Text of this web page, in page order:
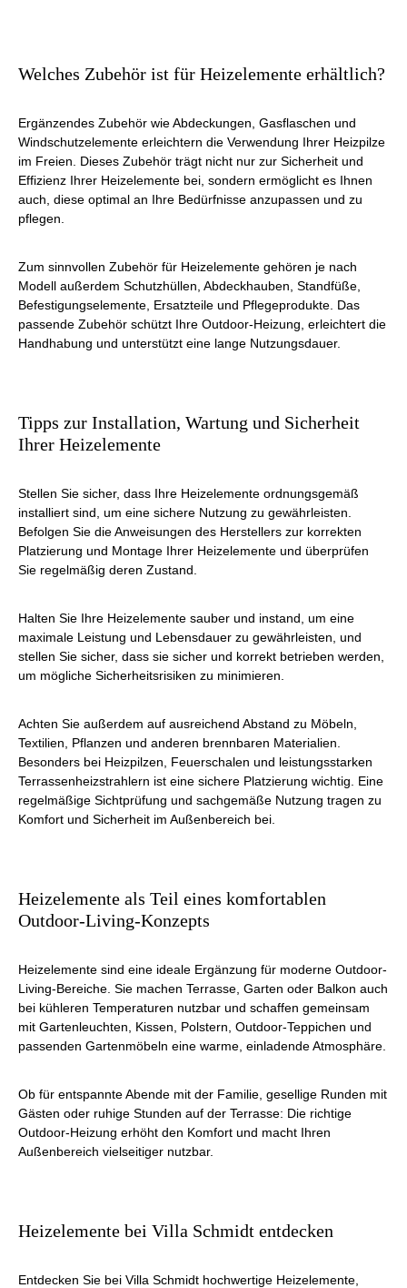
Welches Zubehör ist für Heizelemente erhältlich?
Ergänzendes Zubehör wie Abdeckungen, Gasflaschen und
Windschutzelemente erleichtern die Verwendung Ihrer Heizpilze
im Freien. Dieses Zubehör trägt nicht nur zur Sicherheit und
Effizienz Ihrer Heizelemente bei, sondern ermöglicht es Ihnen
auch, diese optimal an Ihre Bedürfnisse anzupassen und zu
pflegen.
Zum sinnvollen Zubehör für Heizelemente gehören je nach
Modell außerdem Schutzhüllen, Abdeckhauben, Standfüße,
Befestigungselemente, Ersatzteile und Pflegeprodukte. Das
passende Zubehör schützt Ihre Outdoor-Heizung, erleichtert die
Handhabung und unterstützt eine lange Nutzungsdauer.
Tipps zur Installation, Wartung und Sicherheit
Ihrer Heizelemente
Stellen Sie sicher, dass Ihre Heizelemente ordnungsgemäß
installiert sind, um eine sichere Nutzung zu gewährleisten.
Befolgen Sie die Anweisungen des Herstellers zur korrekten
Platzierung und Montage Ihrer Heizelemente und überprüfen
Sie regelmäßig deren Zustand.
Halten Sie Ihre Heizelemente sauber und instand, um eine
maximale Leistung und Lebensdauer zu gewährleisten, und
stellen Sie sicher, dass sie sicher und korrekt betrieben werden,
um mögliche Sicherheitsrisiken zu minimieren.
Achten Sie außerdem auf ausreichend Abstand zu Möbeln,
Textilien, Pflanzen und anderen brennbaren Materialien.
Besonders bei Heizpilzen, Feuerschalen und leistungsstarken
Terrassenheizstrahlern ist eine sichere Platzierung wichtig. Eine
regelmäßige Sichtprüfung und sachgemäße Nutzung tragen zu
Komfort und Sicherheit im Außenbereich bei.
Heizelemente als Teil eines komfortablen
Outdoor-Living-Konzepts
Heizelemente sind eine ideale Ergänzung für moderne Outdoor-
Living-Bereiche. Sie machen Terrasse, Garten oder Balkon auch
bei kühleren Temperaturen nutzbar und schaffen gemeinsam
mit Gartenleuchten, Kissen, Polstern, Outdoor-Teppichen und
passenden Gartenmöbeln eine warme, einladende Atmosphäre.
Ob für entspannte Abende mit der Familie, gesellige Runden mit
Gästen oder ruhige Stunden auf der Terrasse: Die richtige
Outdoor-Heizung erhöht den Komfort und macht Ihren
Außenbereich vielseitiger nutzbar.
Heizelemente bei Villa Schmidt entdecken
Entdecken Sie bei Villa Schmidt hochwertige Heizelemente,